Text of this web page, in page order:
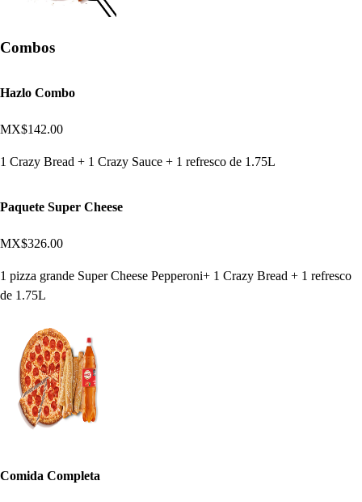
Combos
Hazlo Combo
MX$142.00
1 Crazy Bread + 1 Crazy Sauce + 1 refresco de 1.75L
Paquete Super Cheese
MX$326.00
1 pizza grande Super Cheese Pepperoni+ 1 Crazy Bread + 1 refresco
de 1.75L
Comida Completa